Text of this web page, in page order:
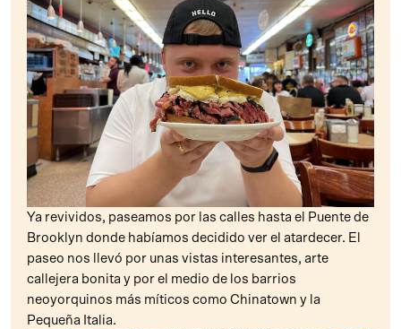
Ya revividos, paseamos por las calles hasta el Puente de
Brooklyn donde habíamos decidido ver el atardecer. El
paseo nos llevó por unas vistas interesantes, arte
callejera bonita y por el medio de los barrios
neoyorquinos más míticos como Chinatown y la
Pequeña Italia.